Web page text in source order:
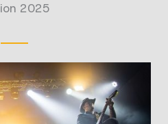
2025